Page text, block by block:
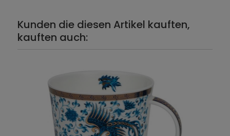
Kunden die diesen Artikel kauften,
kauften auch: